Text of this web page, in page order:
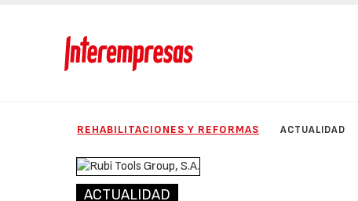
REHABILITACIONES Y REFORMAS ACTUALIDAD
ACTUALIDAD